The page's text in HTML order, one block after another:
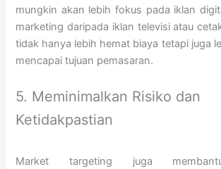
mungkin akan lebih fokus pada iklan
marketing daripada iklan televisi atau
tidak hanya lebih hemat biaya tetapi juga
mencapai tujuan pemasaran.
5. Meminimalkan Risiko dan
Ketidakpastian
Market targeting juga